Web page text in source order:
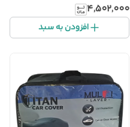
۴٬۵۰۲٬۰۰۰
افزودن به سبد